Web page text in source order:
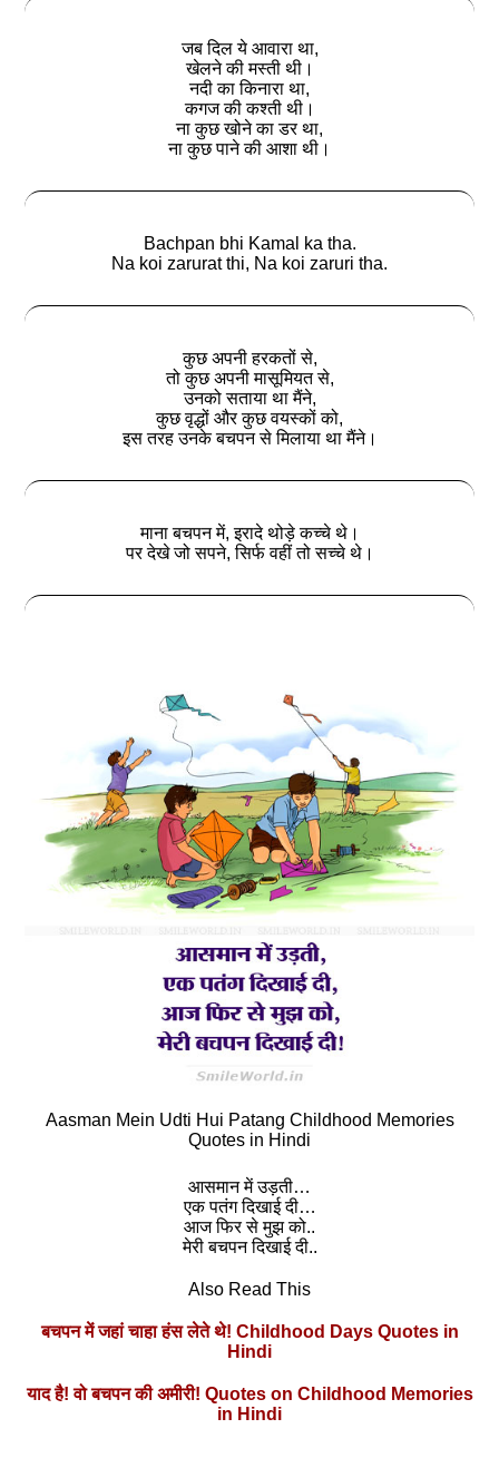
जब दिल ये आवारा था,
खेलने की मस्ती थी।
नदी का किनारा था,
कगज की कश्ती थी।
ना कुछ खोने का डर था,
ना कुछ पाने की आशा थी।
Bachpan bhi Kamal ka tha.
Na koi zarurat thi, Na koi zaruri tha.
कुछ अपनी हरकतों से,
तो कुछ अपनी मासूमियत से,
उनको सताया था मैंने,
कुछ वृद्धों और कुछ वयस्कों को,
इस तरह उनके बचपन से मिलाया था मैंने।
माना बचपन में, इरादे थोड़े कच्चे थे।
पर देखे जो सपने, सिर्फ वहीं तो सच्चे थे।
Aasman Mein Udti Hui Patang Childhood Memories
Quotes in Hindi
आसमान में उड़ती…
एक पतंग दिखाई दी…
आज फिर से मुझ को..
मेरी बचपन दिखाई दी..
Also Read This
बचपन में जहां चाहा हंस लेते थे! Childhood Days Quotes in
Hindi
याद है! वो बचपन की अमीरी! Quotes on Childhood Memories
in Hindi